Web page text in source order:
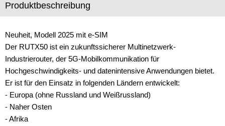
Produktbeschreibung
Neuheit, Modell 2025 mit e-SIM
Der RUTX50 ist ein zukunftssicherer Multinetzwerk-
Industrierouter, der 5G-Mobilkommunikation für
Hochgeschwindigkeits- und datenintensive Anwendungen bietet.
Er ist für den Einsatz in folgenden Ländern entwickelt:
- Europa (ohne Russland und Weißrussland)
- Naher Osten
- Afrika